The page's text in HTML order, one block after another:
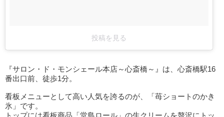
投稿を見る
『サロン・ド・モンシェール本店～心斎橋～』は、心斎橋駅16
番出口前、徒歩1分。
看板メニューとして高い人気を誇るのが、「苺ショートのかき
氷」です。